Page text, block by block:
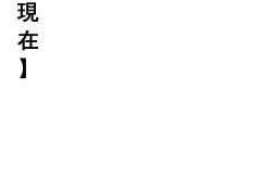
現
在
】